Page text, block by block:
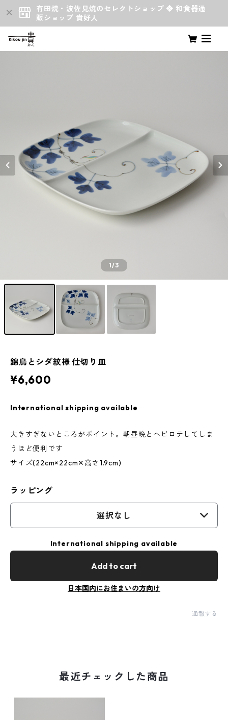
有田焼・波佐見焼のセレクトショップ ❖ 和食器通
販ショップ 貴好人
1/3
錦鳥とシダ紋様 仕切り皿
¥6,600
International shipping available
大きすぎないところがポイント。朝昼晩とヘビロテしてしま
うほど便利です
サイズ(22cm×22cm✕高さ1.9cm)
ラッピング
選択なし
International shipping available
Add to cart
日本国内にお住まいの方向け
通報する
最近チェックした商品